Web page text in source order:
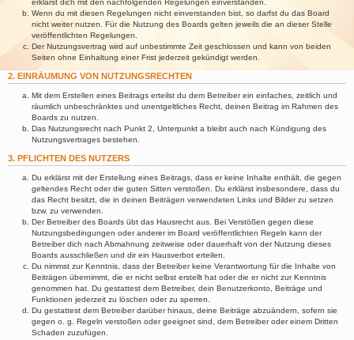
erklärst dich mit den nachfolgenden Regelungen einverstanden.
Wenn du mit diesen Regelungen nicht einverstanden bist, so darfst du das Board
nicht weiter nutzen. Für die Nutzung des Boards gelten jeweils die an dieser Stelle
veröffentlichten Regelungen.
Der Nutzungsvertrag wird auf unbestimmte Zeit geschlossen und kann von beiden
Seiten ohne Einhaltung einer Frist jederzeit gekündigt werden.
2. EINRÄUMUNG VON NUTZUNGSRECHTEN
Mit dem Erstellen eines Beitrags erteilst du dem Betreiber ein einfaches, zeitlich und
räumlich unbeschränktes und unentgeltliches Recht, deinen Beitrag im Rahmen des
Boards zu nutzen.
Das Nutzungsrecht nach Punkt 2, Unterpunkt a bleibt auch nach Kündigung des
Nutzungsvertrages bestehen.
3. PFLICHTEN DES NUTZERS
Du erklärst mit der Erstellung eines Beitrags, dass er keine Inhalte enthält, die gegen
geltendes Recht oder die guten Sitten verstoßen. Du erklärst insbesondere, dass du
das Recht besitzt, die in deinen Beiträgen verwendeten Links und Bilder zu setzen
bzw. zu verwenden.
Der Betreiber des Boards übt das Hausrecht aus. Bei Verstößen gegen diese
Nutzungsbedingungen oder anderer im Board veröffentlichten Regeln kann der
Betreiber dich nach Abmahnung zeitweise oder dauerhaft von der Nutzung dieses
Boards ausschließen und dir ein Hausverbot erteilen.
Du nimmst zur Kenntnis, dass der Betreiber keine Verantwortung für die Inhalte von
Beiträgen übernimmt, die er nicht selbst erstellt hat oder die er nicht zur Kenntnis
genommen hat. Du gestattest dem Betreiber, dein Benutzerkonto, Beiträge und
Funktionen jederzeit zu löschen oder zu sperren.
Du gestattest dem Betreiber darüber hinaus, deine Beiträge abzuändern, sofern sie
gegen o. g. Regeln verstoßen oder geeignet sind, dem Betreiber oder einem Dritten
Schaden zuzufügen.